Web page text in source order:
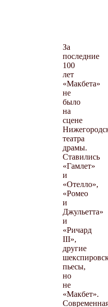
За
последние
100
лет
«Макбета»
не
было
на
сцене
театра
драмы.
Ставились
«Гамлет»
и
«Отелло»,
«Ромео
и
Джульетта»
и
«Ричард
III»,
другие
пьесы,
но
не
«Макбет».